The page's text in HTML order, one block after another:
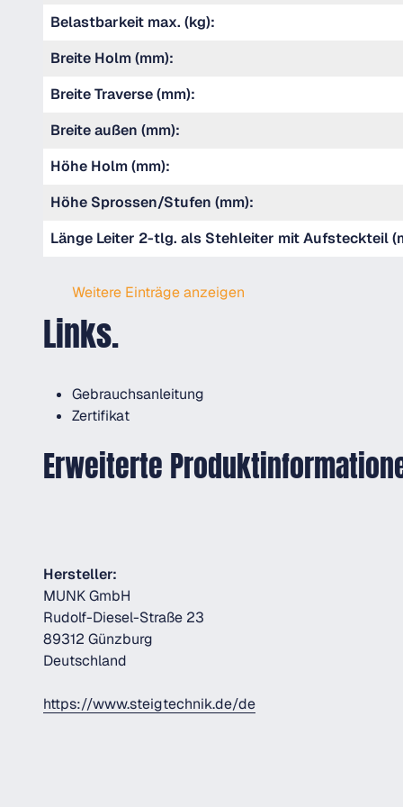
Belastbarkeit max. (kg):
Breite Holm (mm):
Breite Traverse (mm):
Breite außen (mm):
Höhe Holm (mm):
Höhe Sprossen/Stufen (mm):
Länge Leiter 2-tlg. als Stehleiter mit Aufsteckteil
Weitere Einträge anzeigen
Links.
Gebrauchsanleitung
Zertifikat
Erweiterte
Hersteller:
MUNK GmbH
Rudolf-Diesel-Straße 23
89312 Günzburg
Deutschland
https://www.steigtechnik.de/de